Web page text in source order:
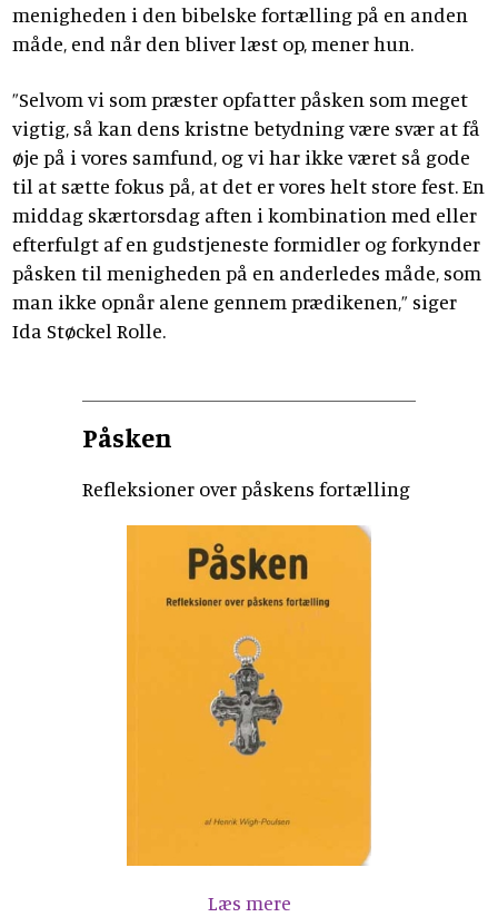
menigheden i den bibelske fortælling på en anden
måde, end når den bliver læst op, mener hun.
”Selvom vi som præster opfatter påsken som meget
vigtig, så kan dens kristne betydning være svær at få
øje på i vores samfund, og vi har ikke været så gode
til at sætte fokus på, at det er vores helt store fest. En
middag skærtorsdag aften i kombination med eller
efterfulgt af en gudstjeneste formidler og forkynder
påsken til menigheden på en anderledes måde, som
man ikke opnår alene gennem prædikenen,” siger
Ida Støckel Rolle.
Påsken
Refleksioner over påskens fortælling
Læs mere